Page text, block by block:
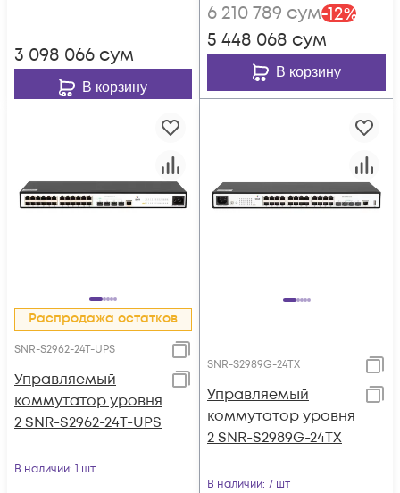
3 098 066 сум
В корзину
6 210 789 сум-12%
5 448 068 сум
В корзину
Распродажа остатков
SNR-S2962-24T-UPS
Управляемый
коммутатор уровня
2 SNR-S2962-24T-UPS
В наличии: 1 шт
SNR-S2989G-24TX
Управляемый
коммутатор уровня
2 SNR-S2989G-24TX
В наличии: 7 шт